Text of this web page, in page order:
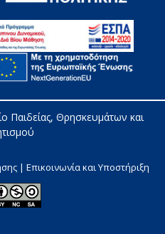
Παιδείας, Θρησκευμάτων και
| Επικοινωνία και Υποστήριξη